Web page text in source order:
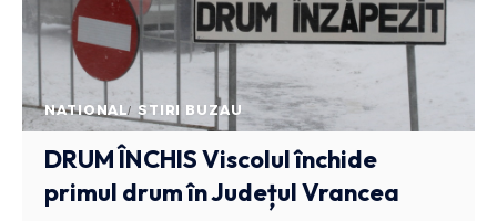
NATIONAL STIRI BUZAU
DRUM ÎNCHISViscolul închide
primul drum în Județul Vrancea